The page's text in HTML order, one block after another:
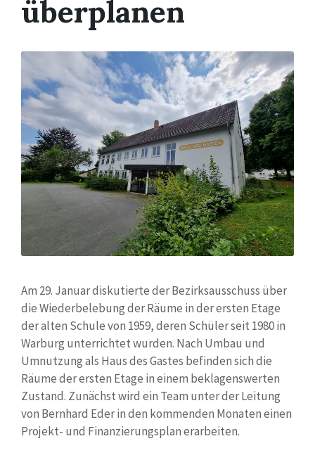
überplanen
Am 29. Januar diskutierte der Bezirksausschuss über
die Wiederbelebung der Räume in der ersten Etage
der alten Schule von 1959, deren Schüler seit 1980 in
Warburg unterrichtet wurden. Nach Umbau und
Umnutzung als Haus des Gastes befinden sich die
Räume der ersten Etage in einem beklagenswerten
Zustand. Zunächst wird ein Team unter der Leitung
von Bernhard Eder in den kommenden Monaten einen
Projekt- und Finanzierungsplan erarbeiten.